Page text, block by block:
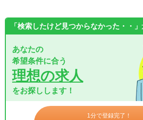
「検索したけど見つからなかった・・」
あなたの
希望条件に合う
理想の求人
をお探しします！
1分で登録完了！